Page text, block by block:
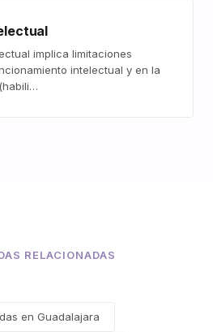
implica limitaciones
intelectual y en la
RELACIONADAS
en Guadalajara